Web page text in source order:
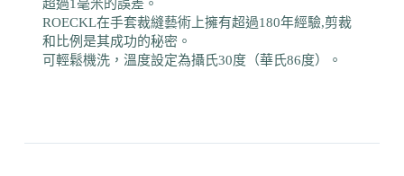
超過1毫米的誤差。
ROECKL在手套裁縫藝術上擁有超過180年經驗,剪裁
和比例是其成功的秘密。
可輕鬆機洗，溫度設定為攝氏30度（華氏86度）。